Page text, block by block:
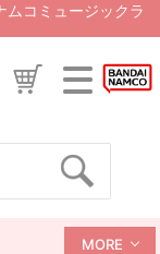
ムコミュージックラ
MORE